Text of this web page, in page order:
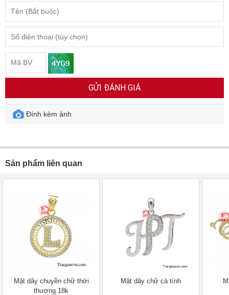
GỬI ĐÁNH GIÁ
Đính kèm ảnh
Sản phẩm liên quan
Mặt dây chuyền chữ thời
thượng 18k
Mặt dây chữ cá tính